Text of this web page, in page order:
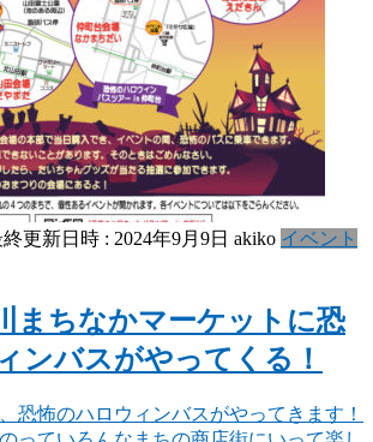
終更新日時 : 2024年9月9日 akiko イベント
まちなかマーケットに恐
ンバスがやってくる！
恐怖のハロウィンバスがやってきます！